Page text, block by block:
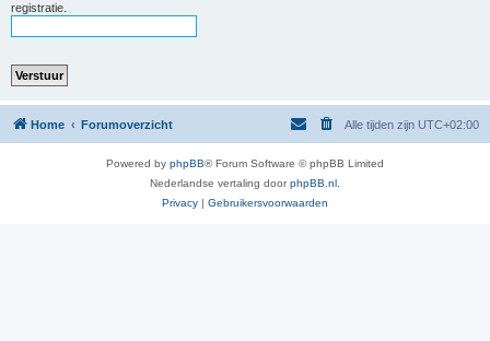
registratie.
Home Forumoverzicht Alle tijden zijn UTC+02:00
Powered by phpBB® Forum Software © phpBB Limited
Nederlandse vertaling doorphpBB.nl
Privacy | Gebruikersvoorwaarden